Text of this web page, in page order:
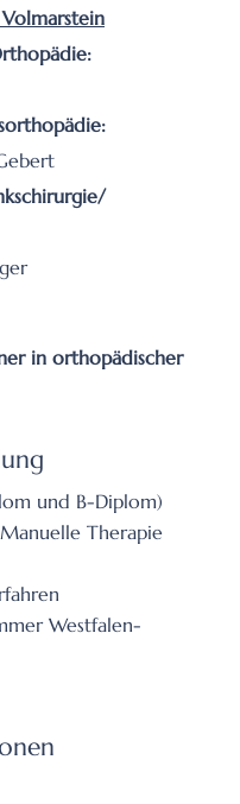
in orthopädischer
und B-Diplom)
Therapie
Westfalen-